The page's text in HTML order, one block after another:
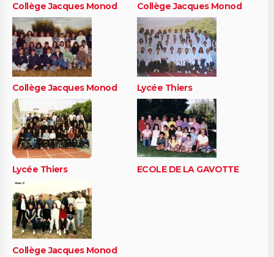
Collège Jacques Monod Collège Jacques Monod
Collège Jacques Monod Lycée Thiers
Lycée Thiers ECOLE DE LA GAVOTTE
Collège Jacques Monod